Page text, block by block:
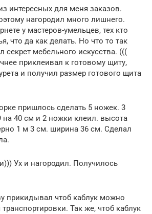
интересных для меня заказов.
нагородил много лишнего.
у мастеров-умельцев, тех кто
что да как делать. Но что то так
секрет мебельного искусства. (((
приклеивал к готовому щиту,
и получил размер готового щита
пришлось сделать 5 ножек. 3
40 см и 2 ножки клеил. высота
1 м 3 см. ширина 36 см. Сделал
Ух и нагородил. Получилось
прикидывал чтоб каблук можно
Так же, чтоб каблук